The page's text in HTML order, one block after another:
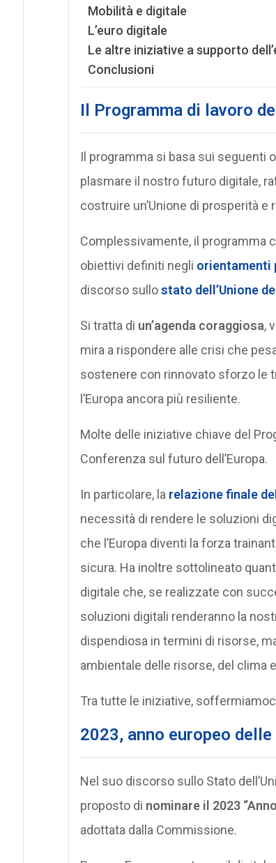
Mobilità e digitale
L’euro digitale
Le altre iniziative a supporto
Conclusioni
Il Programma di lavoro
Il programma si basa sui seguenti
plasmare il nostro futuro digitale,
costruire un’Unione di prosperità e
Complessivamente, il programma
obiettivi definiti negli orientamenti
discorso sullostato dell’Unione
Si tratta di un’agenda coraggiosa,
mira a rispondere alle crisi che
sostenere con rinnovato sforzo le
l’Europa ancora più resiliente.
Molte delle iniziative chiave del
Conferenza sul futuro dell’Europa.
In particolare, la relazione finale
necessità di rendere le soluzioni
che l’Europa diventi la forza
sicura. Ha inoltre sottolineato
digitale che, se realizzate con
soluzioni digitali renderanno la
dispendiosa in termini di risorse,
ambientale delle risorse, del clima
Tra tutte le iniziative,
2023, anno europeo
Nel suo discorso sullo Stato
proposto di nominare il 2023
adottata dalla Commissione.